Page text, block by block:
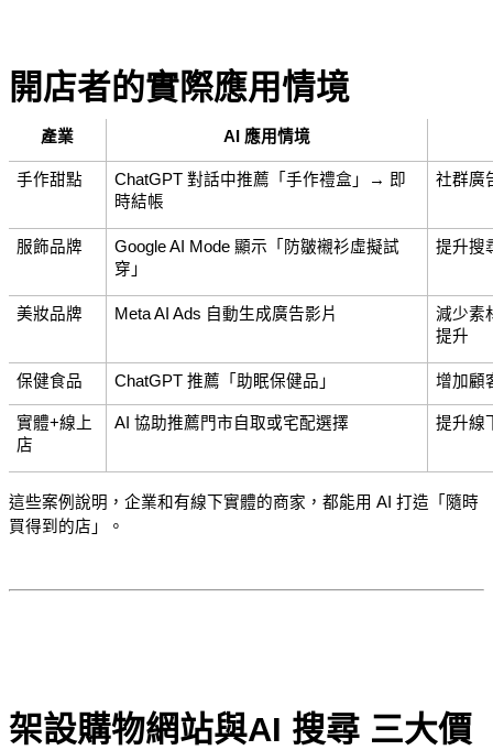
開店者的實際應用情境
產業 AI 應用情境
手作甜點
ChatGPT 對話中推薦「手作禮盒」→ 即
時結帳
社群廣
服飾品牌
Google AI Mode 顯示「防皺襯衫虛擬試
穿」
提升搜
美妝品牌 Meta AI Ads 自動生成廣告影片
減少素
提升
保健食品 ChatGPT 推薦「助眠保健品」 增加顧
實體+線上
店
AI 協助推薦門市自取或宅配選擇 提升線
這些案例說明，企業和有線下實體的商家，都能用 AI 打造「隨時
買得到的店」。
架設購物網站與AI 搜尋 三大價